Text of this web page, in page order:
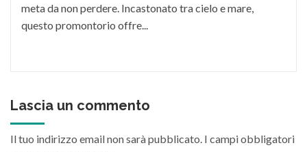
meta da non perdere. Incastonato tra cielo e mare,
questo promontorio offre...
Lascia un commento
Il tuo indirizzo email non sarà pubblicato. I campi obbligatori